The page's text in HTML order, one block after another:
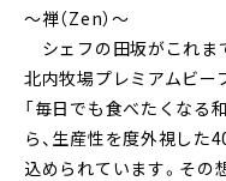
～禅（Zen）～
シェフの田坂がこれま
北内牧場プレミアムビー
「毎日でも食べたくなる
ら、生産性を度外視した
込められています。その